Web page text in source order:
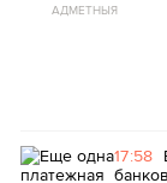
АДМЕТНЫЯ
17:58